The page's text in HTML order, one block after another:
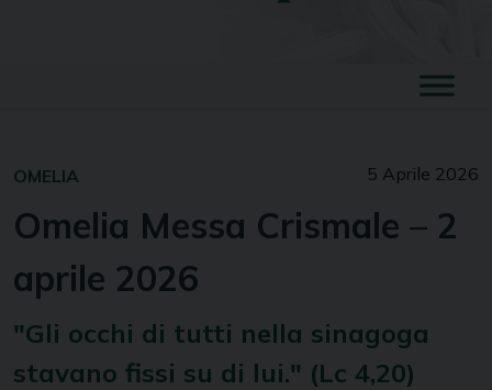
5 Aprile 2026
OMELIA
Omelia Messa Crismale – 2
aprile 2026
"Gli occhi di tutti nella sinagoga
stavano fissi su di lui." (Lc 4,20)